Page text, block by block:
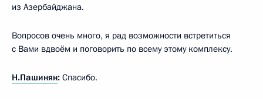
из Азербайджана.
Вопросов очень много, я рад возможности встретиться
с Вами вдвоём и поговорить по всему этому комплексу.
Н.Пашинян: Спасибо.